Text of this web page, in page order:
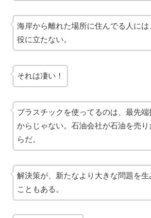
海岸から離れた場所に住んでる人には
役に立たない。
それは凄い！
プラスチックを使ってるのは、最先端
からじゃない。石油会社が石油を売り
らだ。
解決策が、新たなより大きな問題を生
こともある。